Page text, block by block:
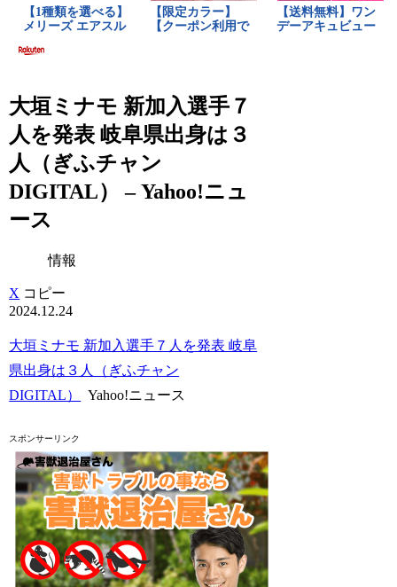
大垣ミナモ 新加入選手７
人を発表 岐阜県出身は３
人（ぎふチャン
DIGITAL） – Yahoo!ニュ
ース
情報
X コピー
2024.12.24
大垣ミナモ 新加入選手７人を発表 岐阜
県出身は３人（ぎふチャン
DIGITAL）
Yahoo!ニュース
スポンサーリンク